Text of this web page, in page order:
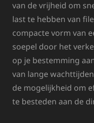
van de vrijheid om
last te hebben van
compacte vorm van
soepel door het
op je bestemming
van lange
de mogelijkheid om
te besteden aan de